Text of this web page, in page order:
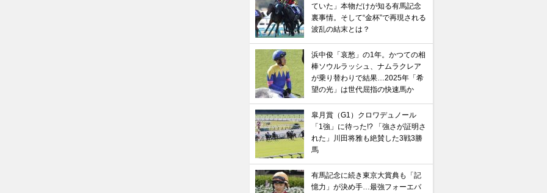
ていた」本物だけが知る有馬記念
裏事情。そして“金杯”で再現される
波乱の結末とは？
浜中俊「哀愁」の1年。かつての相
棒ソウルラッシュ、ナムラクレア
が乗り替わりで結果…2025年「希
望の光」は世代屈指の快速馬か
皐月賞（G1）クロワデュノール
「1強」に待った!? 「強さが証明さ
れた」川田将雅も絶賛した3戦3勝
馬
有馬記念に続き東京大賞典も「記
憶力」が決め手…最強フォーエバ